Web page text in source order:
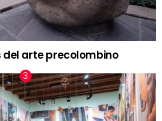
del arte precolombino